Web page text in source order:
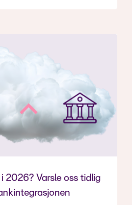
2026? Varsle oss tidlig